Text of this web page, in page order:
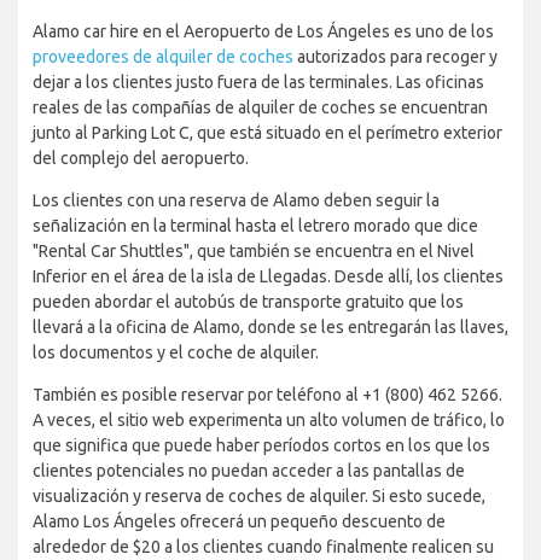
Alamo car hire en el Aeropuerto de Los Ángeles es uno de los
proveedores de alquiler de coches autorizados para recoger y
dejar a los clientes justo fuera de las terminales. Las oficinas
reales de las compañías de alquiler de coches se encuentran
junto al Parking Lot C, que está situado en el perímetro exterior
del complejo del aeropuerto.
Los clientes con una reserva de Alamo deben seguir la
señalización en la terminal hasta el letrero morado que dice
"Rental Car Shuttles", que también se encuentra en el Nivel
Inferior en el área de la isla de Llegadas. Desde allí, los clientes
pueden abordar el autobús de transporte gratuito que los
llevará a la oficina de Alamo, donde se les entregarán las llaves,
los documentos y el coche de alquiler.
También es posible reservar por teléfono al +1 (800) 462 5266.
A veces, el sitio web experimenta un alto volumen de tráfico, lo
que significa que puede haber períodos cortos en los que los
clientes potenciales no puedan acceder a las pantallas de
visualización y reserva de coches de alquiler. Si esto sucede,
Alamo Los Ángeles ofrecerá un pequeño descuento de
alrededor de $20 a los clientes cuando finalmente realicen su